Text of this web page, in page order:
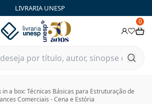
LIVRARIA UNESP
0
in a box: Técnicas Básicas para Estruturação de
Comerciais - Cena e Estória